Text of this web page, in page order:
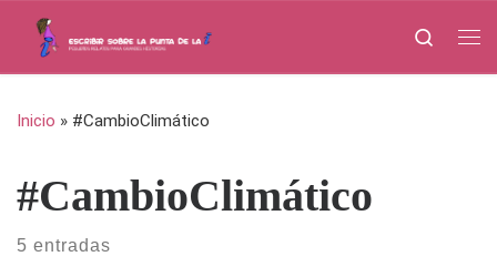
Saltar al contenido
Search
Inicio » #CambioClimático
#CambioClimático
5 entradas